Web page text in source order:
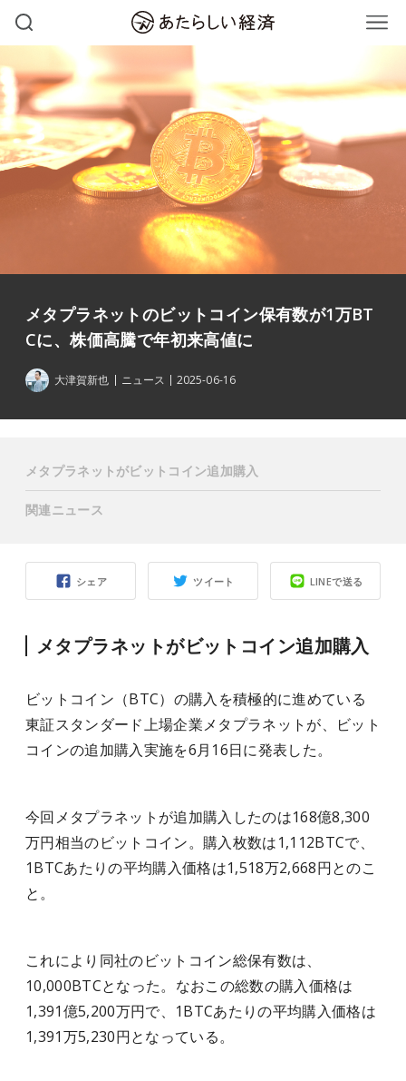
メタプラネットのビットコイン保有数が1万BT
Cに、株価高騰で年初来高値に
大津賀新也 ニュース 2025-06-16
シェア ツイート LINEで送る
メタプラネットがビットコイン追加購入
ビットコイン（BTC）の購入を積極的に進めている
東証スタンダード上場企業メタプラネットが、ビット
コインの追加購入実施を6月16日に発表した。
今回メタプラネットが追加購入したのは168億8,300
万円相当のビットコイン。購入枚数は1,112BTCで、
1BTCあたりの平均購入価格は1,518万2,668円とのこ
と。
これにより同社のビットコイン総保有数は、
10,000BTCとなった。なおこの総数の購入価格は
1,391億5,200万円で、1BTCあたりの平均購入価格は
1,391万5,230円となっている。
メタプラネットがビットコイン追加購入
関連ニュース